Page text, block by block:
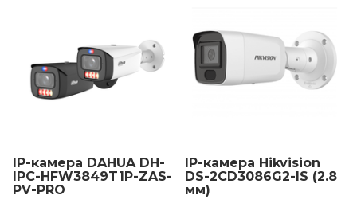
IP-камера DAHUA DH-
IPC-HFW3849T1P-ZAS-
PV-PRO
IP-камера Hikvision
DS-2CD3086G2-IS (2.8
мм)